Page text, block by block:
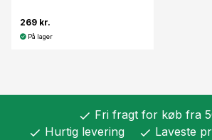
269 kr.
På lager
check Fri fragt for køb fra
check Hurtig levering check Laveste